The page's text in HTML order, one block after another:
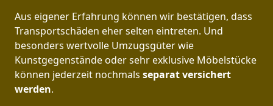
Aus eigener Erfahrung können wir bestätigen, dass
Transportschäden eher selten eintreten. Und
besonders wertvolle Umzugsgüter wie
Kunstgegenstände oder sehr exklusive Möbelstücke
können jederzeit nochmals separat versichert
werden.